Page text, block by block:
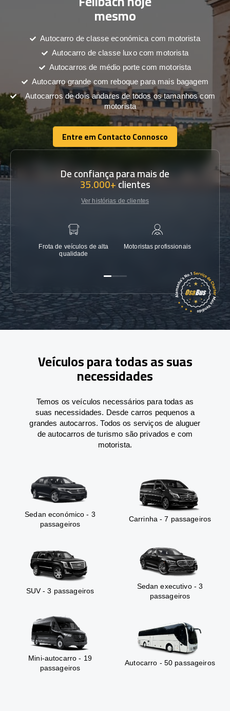
mesmo
Autocarro de classe económica com motorista
Autocarro de classe luxo com motorista
Autocarros de médio porte com motorista
Autocarro grande com reboque para mais bagagem
Autocarros de dois andares de todos os tamanhos com
motorista
Entre em Contacto Connosco
Entre em Contacto Connosco
De confiança para mais de
35.000+clientes
Ver histórias de clientes
Frota de veículos de alta
qualidade
Motoristas profissionais
Veículos para todas as suas
necessidades
Temos os veículos necessários para todas as
suas necessidades. Desde carros pequenos a
grandes autocarros. Todos os serviços de aluguer
de autocarros de turismo são privados e com
motorista.
Sedan económico - 3
passageiros
Carrinha - 7 passageiros
SUV - 3 passageiros
Sedan executivo - 3
passageiros
Mini-autocarro - 19
passageiros
Autocarro - 50 passageiros